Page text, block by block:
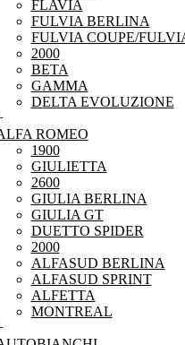
FLAVIA
FULVIA BERLINA
FULVIA COUPE/
2000
BETA
GAMMA
DELTA EVOLUZIONE
ROMEO
1900
GIULIETTA
2600
GIULIA BERLINA
GIULIA GT
DUETTO SPIDER
2000
ALFASUD BERLINA
ALFASUD SPRINT
ALFETTA
MONTREAL